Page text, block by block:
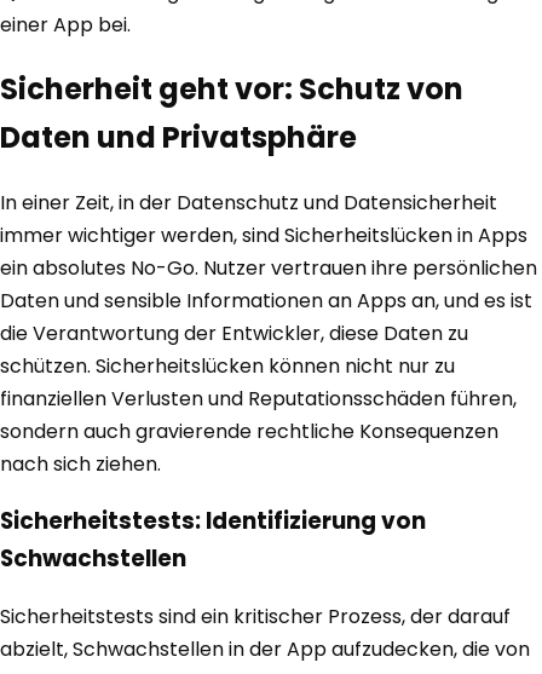
einer App bei.
Sicherheit geht vor: Schutz von
Daten und Privatsphäre
In einer Zeit, in der Datenschutz und Datensicherheit
immer wichtiger werden, sind Sicherheitslücken in Apps
ein absolutes No-Go. Nutzer vertrauen ihre persönlichen
Daten und sensible Informationen an Apps an, und es ist
die Verantwortung der Entwickler, diese Daten zu
schützen. Sicherheitslücken können nicht nur zu
finanziellen Verlusten und Reputationsschäden führen,
sondern auch gravierende rechtliche Konsequenzen
nach sich ziehen.
Sicherheitstests: Identifizierung von
Schwachstellen
Sicherheitstests sind ein kritischer Prozess, der darauf
abzielt, Schwachstellen in der App aufzudecken, die von